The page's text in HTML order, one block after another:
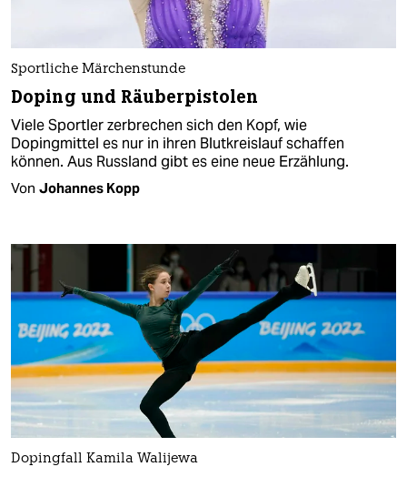
Sportliche Märchenstunde
Doping und Räuberpistolen
Viele Sportler zerbrechen sich den Kopf, wie
Dopingmittel es nur in ihren Blutkreislauf schaffen
können. Aus Russland gibt es eine neue Erzählung.
Von Johannes Kopp
Dopingfall Kamila Walijewa